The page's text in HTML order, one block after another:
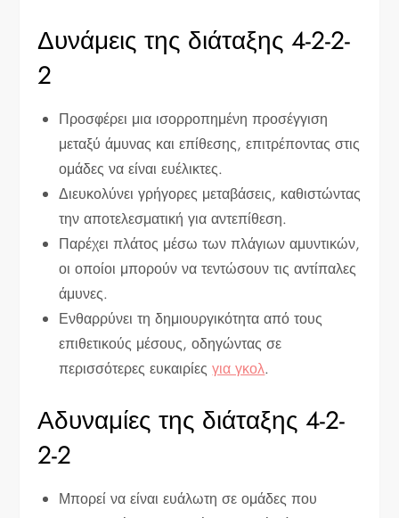
Δυνάμεις της διάταξης 4-2-2-
2
Προσφέρει μια ισορροπημένη προσέγγιση
μεταξύ άμυνας και επίθεσης, επιτρέποντας στις
ομάδες να είναι ευέλικτες.
Διευκολύνει γρήγορες μεταβάσεις, καθιστώντας
την αποτελεσματική για αντεπίθεση.
Παρέχει πλάτος μέσω των πλάγιων αμυντικών,
οι οποίοι μπορούν να τεντώσουν τις αντίπαλες
άμυνες.
Ενθαρρύνει τη δημιουργικότητα από τους
επιθετικούς μέσους, οδηγώντας σε
περισσότερες ευκαιρίεςγια γκολ.
Αδυναμίες της διάταξης 4-2-
2-2
Μπορεί να είναι ευάλωτη σε ομάδες που